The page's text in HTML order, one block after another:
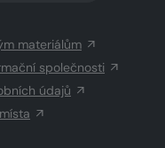
materiálům
společnosti
údajů